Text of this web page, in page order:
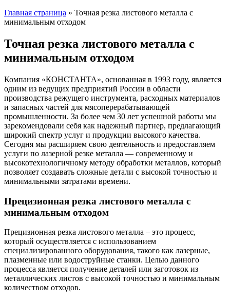
Главная страница » Точная резка листового металла с
минимальным отходом
Точная резка листового металла с
минимальным отходом
Компания «КОНСТАНТА», основанная в 1993 году, является
одним из ведущих предприятий России в области
производства режущего инструмента, расходных материалов
и запасных частей для мясоперерабатывающей
промышленности. За более чем 30 лет успешной работы мы
зарекомендовали себя как надежный партнер, предлагающий
широкий спектр услуг и продукции высокого качества.
Сегодня мы расширяем свою деятельность и предоставляем
услуги по лазерной резке металла — современному и
высокотехнологичному методу обработки металлов, который
позволяет создавать сложные детали с высокой точностью и
минимальными затратами времени.
Прецизионная резка листового металла с
минимальным отходом
Прецизионная резка листового металла – это процесс,
который осуществляется с использованием
специализированного оборудования, такого как лазерные,
плазменные или водоструйные станки. Целью данного
процесса является получение деталей или заготовок из
металлических листов с высокой точностью и минимальным
количеством отходов.